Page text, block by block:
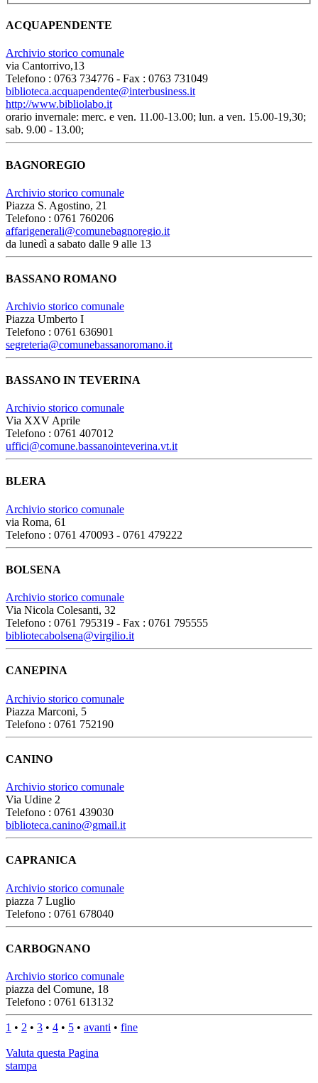
ACQUAPENDENTE
Archivio storico comunale
via Cantorrivo,13
Telefono : 0763 734776 - Fax : 0763 731049
biblioteca.acquapendente@interbusiness.it
http://www.bibliolabo.it
orario invernale: merc. e ven. 11.00-13.00; lun. a ven. 15.00-19,30;
sab. 9.00 - 13.00;
BAGNOREGIO
Archivio storico comunale
Piazza S. Agostino, 21
Telefono : 0761 760206
affarigenerali@comunebagnoregio.it
da lunedì a sabato dalle 9 alle 13
BASSANO ROMANO
Archivio storico comunale
Piazza Umberto I
Telefono : 0761 636901
segreteria@comunebassanoromano.it
BASSANO IN TEVERINA
Archivio storico comunale
Via XXV Aprile
Telefono : 0761 407012
uffici@comune.bassanointeverina.vt.it
BLERA
Archivio storico comunale
via Roma, 61
Telefono : 0761 470093 - 0761 479222
BOLSENA
Archivio storico comunale
Via Nicola Colesanti, 32
Telefono : 0761 795319 - Fax : 0761 795555
bibliotecabolsena@virgilio.it
CANEPINA
Archivio storico comunale
Piazza Marconi, 5
Telefono : 0761 752190
CANINO
Archivio storico comunale
Via Udine 2
Telefono : 0761 439030
biblioteca.canino@gmail.it
CAPRANICA
Archivio storico comunale
piazza 7 Luglio
Telefono : 0761 678040
CARBOGNANO
Archivio storico comunale
piazza del Comune, 18
Telefono : 0761 613132
1 • 2 • 3 • 4 • 5 • avanti • fine
Valuta questa Pagina
stampa